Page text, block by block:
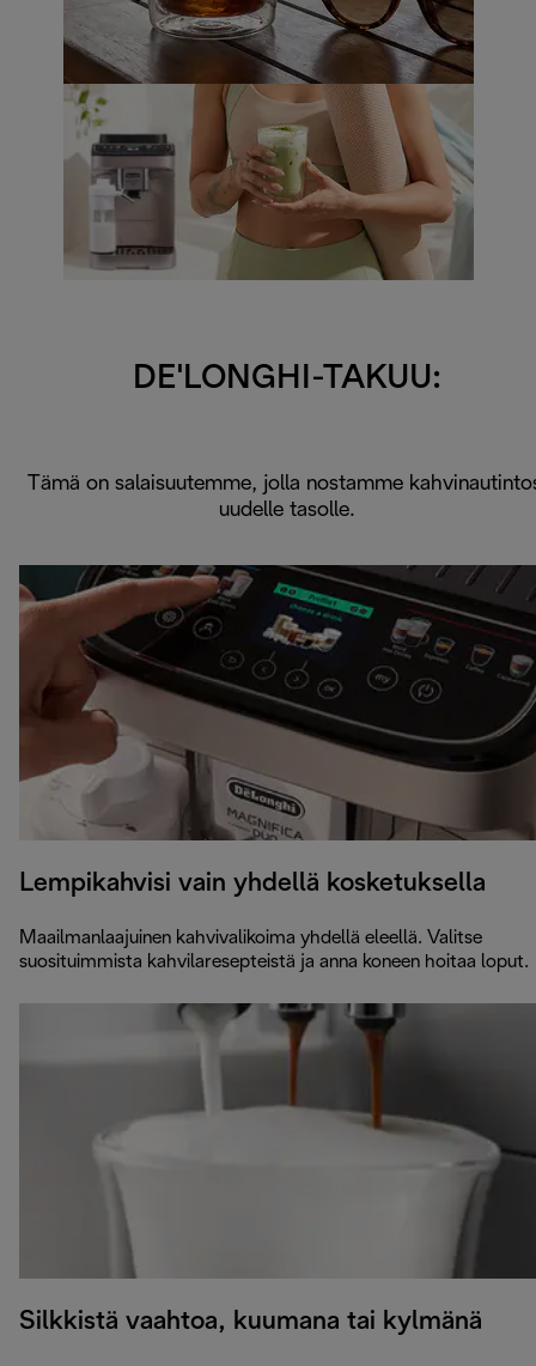
DE'LONGHI-TAKUU:
Tämä on salaisuutemme, jolla nostamme
uudelle tasolle.
Lempikahvisi vain yhdellä kosketuksella
Maailmanlaajuinen kahvivalikoima yhdellä eleellä. Valitse
suosituimmista kahvilaresepteistä ja anna koneen hoitaa loput.
Silkkistä vaahtoa, kuumana tai kylmänä